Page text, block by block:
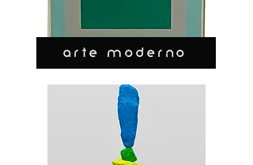
ARTE MODERNO